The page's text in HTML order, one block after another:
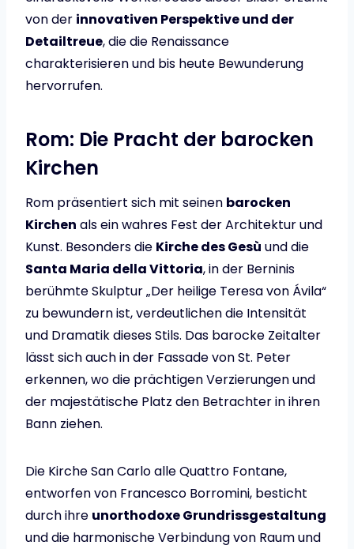
von der innovativen Perspektive und der
Detailtreue, die die Renaissance
charakterisieren und bis heute Bewunderung
hervorrufen.
Rom: Die Pracht der barocken
Kirchen
Rom präsentiert sich mit seinen barocken
Kirchen als ein wahres Fest der Architektur und
Kunst. Besonders die Kirche des Gesù und die
Santa Maria della Vittoria, in der Berninis
berühmte Skulptur „Der heilige Teresa von Ávila“
zu bewundern ist, verdeutlichen die Intensität
und Dramatik dieses Stils. Das barocke Zeitalter
lässt sich auch in der Fassade von St. Peter
erkennen, wo die prächtigen Verzierungen und
der majestätische Platz den Betrachter in ihren
Bann ziehen.
Die Kirche San Carlo alle Quattro Fontane,
entworfen von Francesco Borromini, besticht
durch ihre unorthodoxe Grundrissgestaltung
und die harmonische Verbindung von Raum und